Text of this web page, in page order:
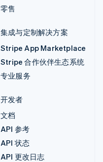
零售
集成与定制解决方案
Stripe App Marketplace
Stripe 合作伙伴生态系统
专业服务
开发者
文档
API 参考
API 状态
API 更改日志